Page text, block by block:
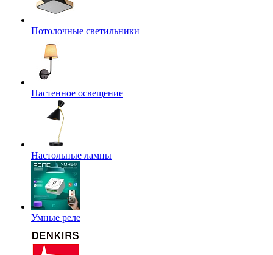
Потолочные светильники
Настенное освещение
Настольные лампы
Умные реле